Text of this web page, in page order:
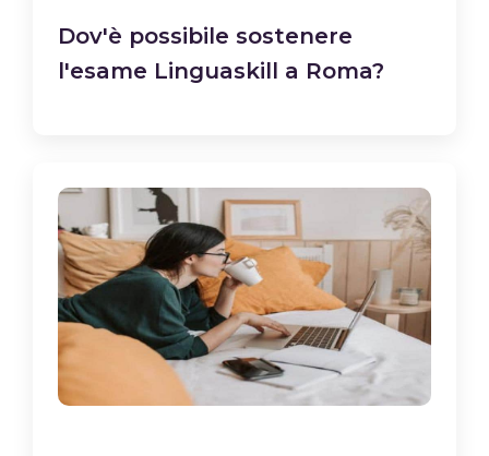
Dov'è possibile sostenere
l'esame Linguaskill a Roma?